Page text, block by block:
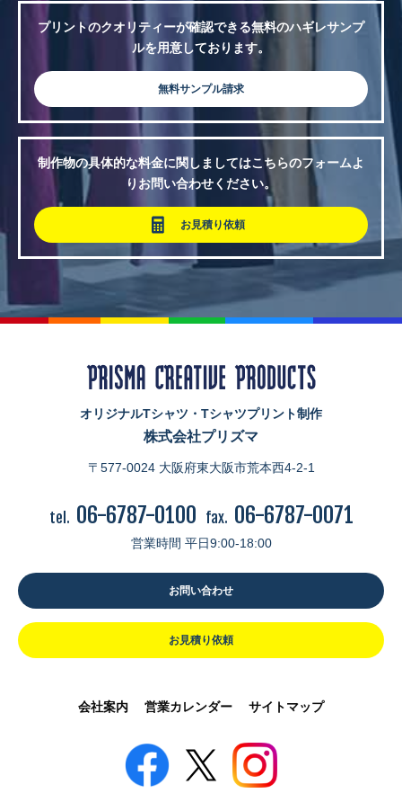
プリントのクオリティーが確認できる無料のハギレサンプ
ルを用意しております。
無料サンプル請求
制作物の具体的な料金に関しましてはこちらのフォームよ
りお問い合わせください。
お見積り依頼
オリジナルTシャツ・Tシャツプリント制作
株式会社プリズマ
〒577-0024 大阪府東大阪市荒本西4-2-1
tel. 06-6787-0100 fax. 06-6787-0071
営業時間 平日9:00-18:00
お問い合わせ
お見積り依頼
会社案内 営業カレンダー サイトマップ